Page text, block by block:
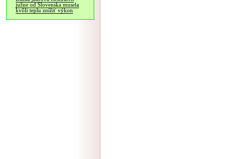
južne od Slovenska musela
kvôli teplu znížiť výkon